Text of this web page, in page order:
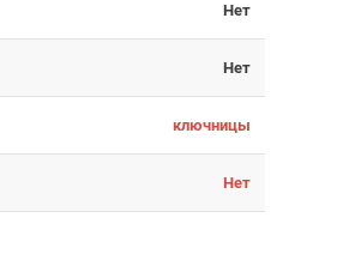
Нет
Нет
ключницы
Нет